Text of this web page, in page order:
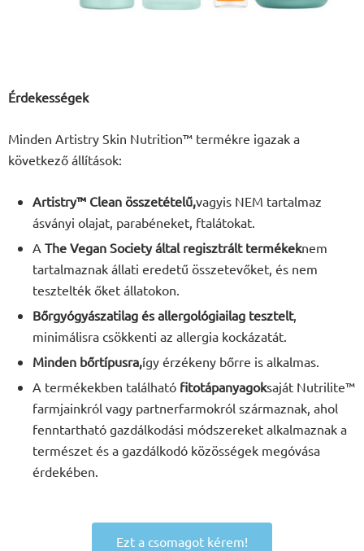
Érdekességek
Minden Artistry Skin Nutrition™ termékre igazak a
következő állítások:
Artistry™ Clean összetételű,vagyis NEM tartalmaz
ásványi olajat, parabéneket, ftalátokat.
A The Vegan Society által regisztrált termékeknem
tartalmaznak állati eredetű összetevőket, és nem
tesztelték őket állatokon.
Bőrgyógyászatilag és allergológiailag tesztelt,
minimálisra csökkenti az allergia kockázatát.
Minden bőrtípusra,így érzékeny bőrre is alkalmas.
A termékekben található fitotápanyagoksaját Nutrilite™
farmjainkról vagy partnerfarmokról származnak, ahol
fenntartható gazdálkodási módszereket alkalmaznak a
természet és a gazdálkodó közösségek megóvása
érdekében.
Ezt a csomagot kérem!